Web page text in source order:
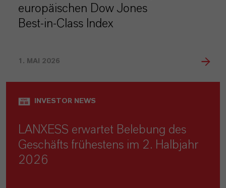
europäischen Dow Jones
Best‑in‑Class Index
1. MAI 2026
INVESTOR NEWS
LANXESS erwartet Belebung des
Geschäfts frühestens im 2. Halbjahr
2026